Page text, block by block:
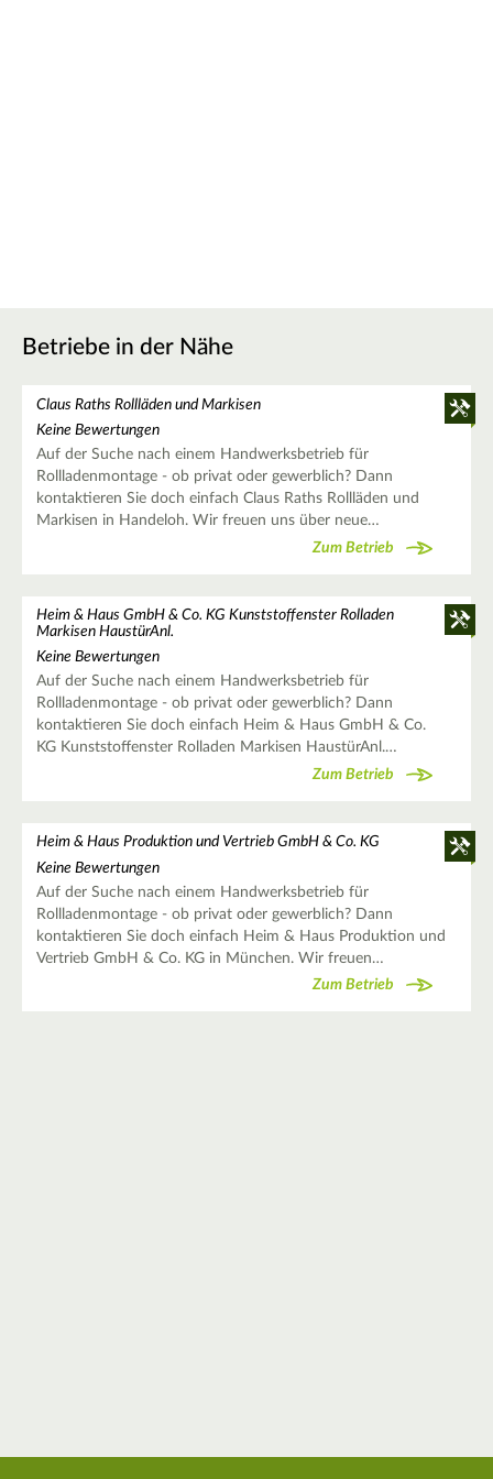
Betriebe in der Nähe
Claus Raths Rollläden und Markisen
Keine Bewertungen
Auf der Suche nach einem Handwerksbetrieb für
Rollladenmontage - ob privat oder gewerblich? Dann
kontaktieren Sie doch einfach Claus Raths Rollläden und
Markisen in Handeloh. Wir freuen uns über neue…
Zum Betrieb
Heim & Haus GmbH & Co. KG Kunststoffenster Rolladen
Markisen HaustürAnl.
Keine Bewertungen
Auf der Suche nach einem Handwerksbetrieb für
Rollladenmontage - ob privat oder gewerblich? Dann
kontaktieren Sie doch einfach Heim & Haus GmbH & Co.
KG Kunststoffenster Rolladen Markisen HaustürAnl.…
Zum Betrieb
Heim & Haus Produktion und Vertrieb GmbH & Co. KG
Keine Bewertungen
Auf der Suche nach einem Handwerksbetrieb für
Rollladenmontage - ob privat oder gewerblich? Dann
kontaktieren Sie doch einfach Heim & Haus Produktion und
Vertrieb GmbH & Co. KG in München. Wir freuen…
Zum Betrieb